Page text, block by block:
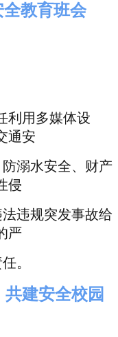
全教育班会
利用多媒体设
通安
溺水安全、财产
侵
违规突发事故给
严
。
共建安全校园